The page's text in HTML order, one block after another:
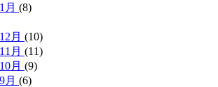
月 (8)
月 (10)
月 (11)
月 (9)
月 (6)